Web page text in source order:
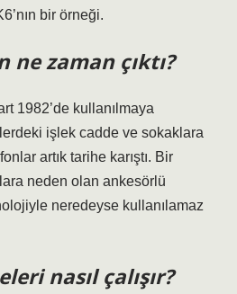
bir örneği.
ne zaman çıktı?
1982’de kullanılmaya
işlek cadde ve sokaklara
artık tarihe karıştı. Bir
neden olan ankesörlü
neredeyse kullanılamaz
nasıl çalışır?